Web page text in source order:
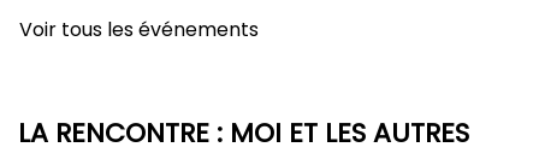
Voir tous les événements
LA RENCONTRE : MOI ET LES AUTRES